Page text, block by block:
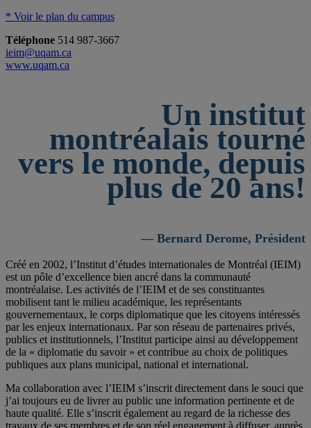
* Voir le plan du campus
Téléphone 514 987-3667
ieim@uqam.ca
www.uqam.ca
Un institut
montréalais tourné
vers le monde, depuis
plus de 20 ans!
— Bernard Derome, Président
Créé en 2002, l’Institut d’études internationales de Montréal (IEIM)
est un pôle d’excellence bien ancré dans la communauté
montréalaise. Les activités de l’IEIM et de ses constituantes
mobilisent tant le milieu académique, les représentants
gouvernementaux, le corps diplomatique que les citoyens intéressés
par les enjeux internationaux. Par son réseau de partenaires privés,
publics et institutionnels, l’Institut participe ainsi au développement
de la « diplomatie du savoir » et contribue au choix de politiques
publiques aux plans municipal, national et international.
Ma collaboration avec l’IEIM s’inscrit directement dans le souci que
j’ai toujours eu de livrer au public une information pertinente et de
haute qualité. Elle s’inscrit également au regard de la richesse des
travaux de ses membres et de son réel engagement à diffuser, auprès